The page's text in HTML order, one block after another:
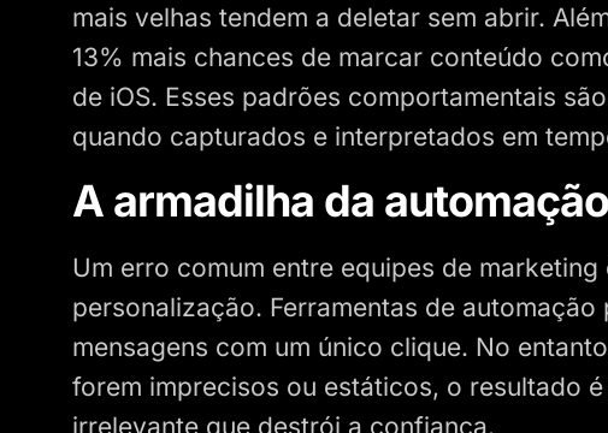
mais velhas tendem a deletar sem abrir.
13% mais chances de marcar conteúdo
de iOS. Esses padrões comportamentais
quando capturados e interpretados em
A armadilha da
Um erro comum entre equipes de
personalização. Ferramentas de
mensagens com um único clique. No
forem imprecisos ou estáticos, o resultado
irrelevante que destrói a confiança.